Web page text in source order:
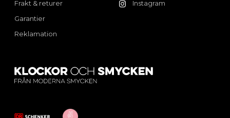
Frakt & returer
Garantier
Reklamation
Instagram